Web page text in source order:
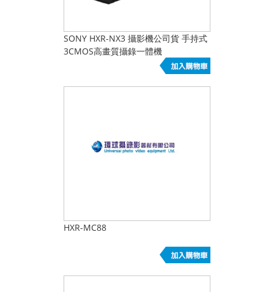
SONY HXR-NX3 攝影機公司貨 手持式
3CMOS高畫質攝錄一體機
HXR-MC88